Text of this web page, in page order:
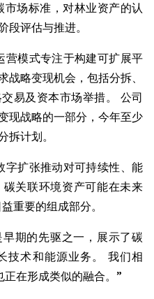
场标准，对林业资产的认
段评估与推进。
模式专注于构建可扩展平
战略变现机会，包括分拆、
易及资本市场举措。 公司
现战略的一部分，今年至少
拆计划。
扩张推动对可持续性、能
关联环境资产可能在未来
重要的组成部分。
期的先驱之一，展示了碳
技术和能源业务。 我们相
在形成类似的融合。”